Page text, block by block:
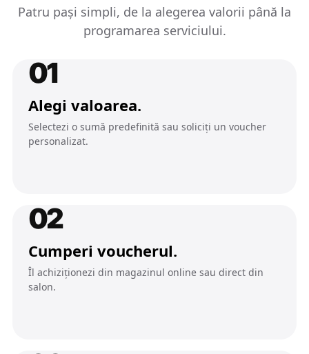
Patru pași simpli, de la alegerea valorii până la
programarea serviciului.
01
Alegi valoarea.
Selectezi o sumă predefinită sau soliciți un voucher
personalizat.
02
Cumperi voucherul.
Îl achiziționezi din magazinul online sau direct din
salon.